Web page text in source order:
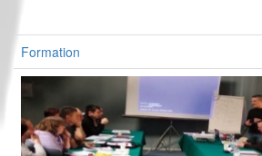
Formation